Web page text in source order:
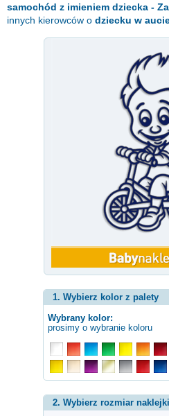
samochód z imieniem dziecka -
innych kierowców o dziecku w
1. Wybierz kolor z palety
Wybrany kolor:
prosimy o wybranie koloru
2. Wybierz rozmiar